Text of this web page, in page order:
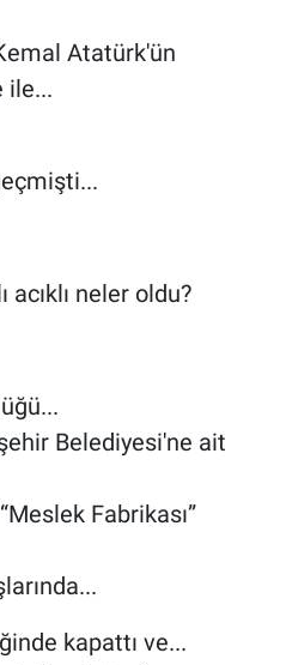
Atatürk'ün
ile...
acıklı neler oldu?
Belediyesi'ne ait
Fabrikası”
kapattı ve...